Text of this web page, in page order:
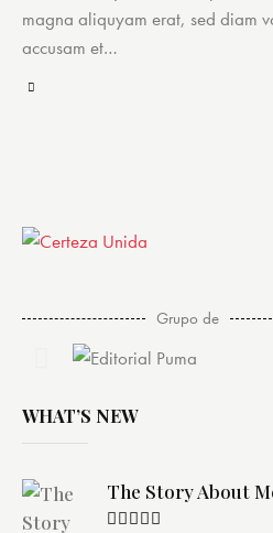
magna aliquyam erat, sed diam
accusam et…
Grupo de
WHAT’S NEW
The Story About